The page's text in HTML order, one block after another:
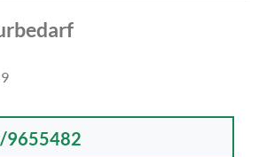
9655482